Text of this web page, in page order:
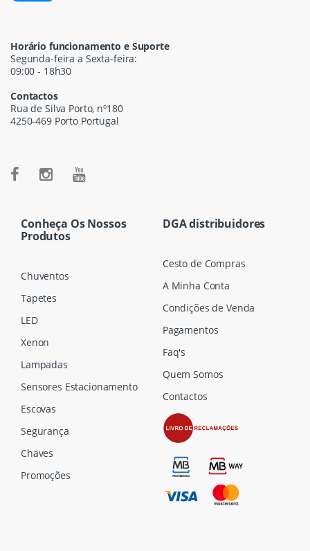
Horário funcionamento e Suporte
Segunda-feira a Sexta-feira:
09:00 - 18h30
Contactos
Rua de Silva Porto, nº180
4250-469 Porto Portugal
Conheça Os Nossos
Produtos
Chuventos
Tapetes
LED
Xenon
Lampadas
Sensores Estacionamento
Escovas
Segurança
Chaves
Promoções
DGA distribuidores
Cesto de Compras
A Minha Conta
Condições de Venda
Pagamentos
Faq's
Quem Somos
Contactos